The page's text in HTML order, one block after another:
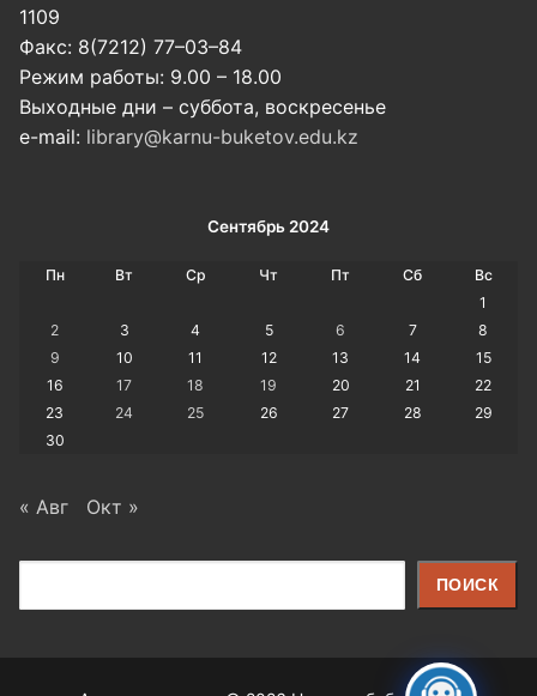
1109
Факс: 8(7212) 77–03–84
Режим работы: 9.00 – 18.00
Выходные дни – суббота, воскресенье
e-mail: library@karnu-buketov.edu.kz
Сентябрь 2024
Пн Вт Ср Чт Пт Сб
Вс
1
2
3 4 5 6 7
8
9
10 11 12 13 14
15
16
17 18 19 20 21
22
23
24 25 26 27 28
29
30
« Авг Окт »
ПОИСК